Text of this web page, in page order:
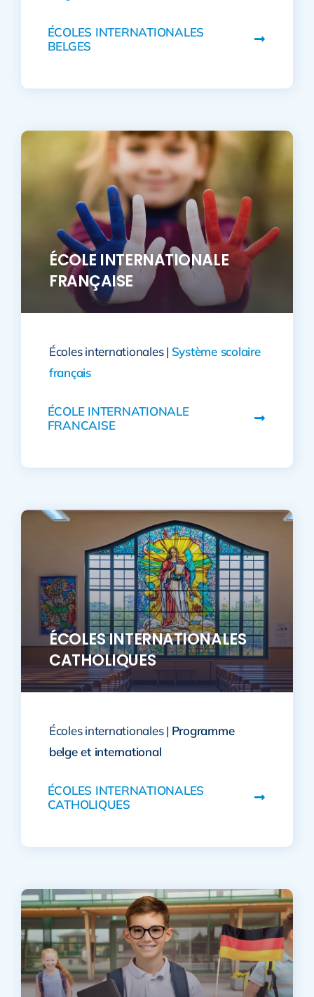
ÉCOLES INTERNATIONALES
BELGES
ÉCOLE INTERNATIONALE
FRANÇAISE
Écoles internationales | Système scolaire
français
ÉCOLE INTERNATIONALE
FRANCAISE
ÉCOLES INTERNATIONALES
CATHOLIQUES
Écoles internationales | Programme
belge et international
ÉCOLES INTERNATIONALES
CATHOLIQUES